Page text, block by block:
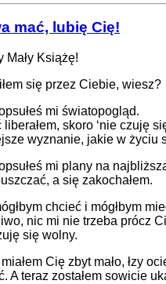
mać, lubię Cię!
Mały Książę!
się przez Ciebie, wiesz?
mi światopogląd.
skoro ‘nie czuję
wyznanie, jakie w życiu
mi plany na
a się zakochałem.
chcieć i mógłbym
nic mi nie trzeba prócz
się wolny.
Cię zbyt mało, łzy
A teraz zostałem sowicie